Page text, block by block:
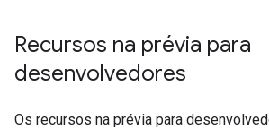
Recursos na prévia para
desenvolvedores
Os recursos na prévia para